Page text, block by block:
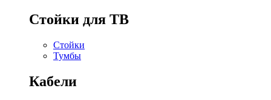
Стойки для ТВ
Стойки
Тумбы
Кабели